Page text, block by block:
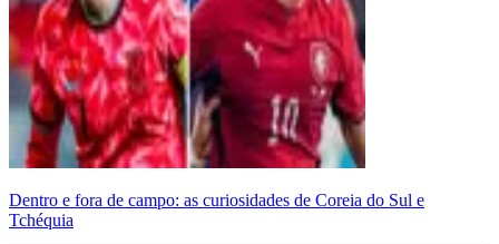
Dentro e fora de campo: as curiosidades de Coreia do Sul e
Tchéquia